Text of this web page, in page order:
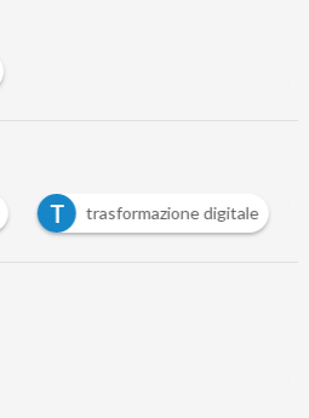
T trasformazione digitale